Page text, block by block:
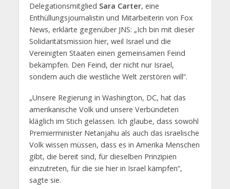
Delegationsmitglied Sara Carter, eine
Enthüllungsjournalistin und Mitarbeiterin von Fox
News, erklärte gegenüber JNS: „Ich bin mit dieser
Solidaritätsmission hier, weil Israel und die
Vereinigten Staaten einen gemeinsamen Feind
bekämpfen. Den Feind, der nicht nur Israel,
sondern auch die westliche Welt zerstören will“.
„Unsere Regierung in Washington, DC, hat das
amerikanische Volk und unsere Verbündeten
kläglich im Stich gelassen. Ich glaube, dass sowohl
Premierminister Netanjahu als auch das israelische
Volk wissen müssen, dass es in Amerika Menschen
gibt, die bereit sind, für dieselben Prinzipien
einzutreten, für die sie hier in Israel kämpfen“,
sagte sie.